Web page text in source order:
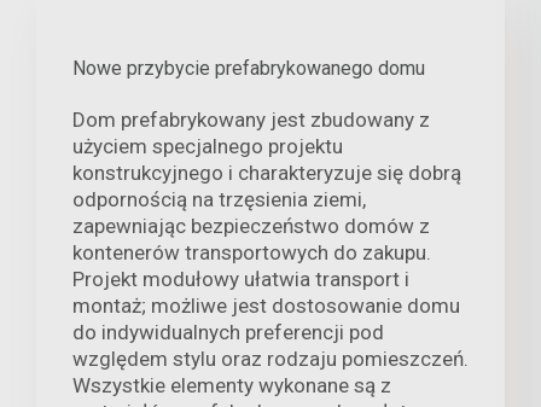
Nowe przybycie prefabrykowanego domu
Dom prefabrykowany jest zbudowany z
użyciem specjalnego projektu
konstrukcyjnego i charakteryzuje się dobrą
odpornością na trzęsienia ziemi,
zapewniając bezpieczeństwo domów z
kontenerów transportowych do zakupu.
Projekt modułowy ułatwia transport i
montaż; możliwe jest dostosowanie domu
do indywidualnych preferencji pod
względem stylu oraz rodzaju pomieszczeń.
Wszystkie elementy wykonane są z